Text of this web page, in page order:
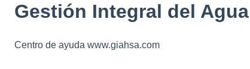
Gestión Integral del
Centro de ayuda www.giahsa.com